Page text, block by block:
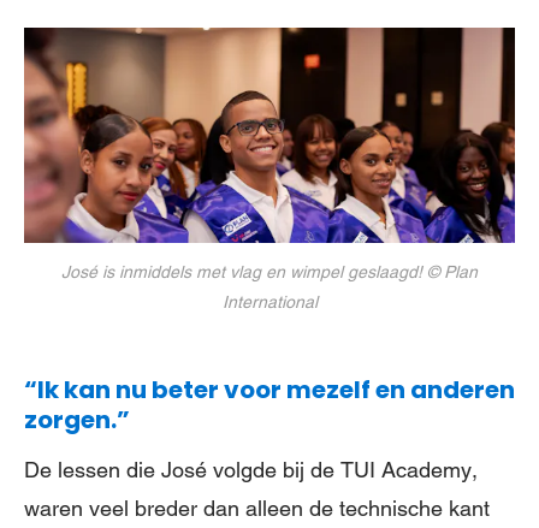
José is inmiddels met vlag en wimpel geslaagd! © Plan
International
“Ik kan nu beter voor mezelf en anderen
zorgen.”
De lessen die José volgde bij de TUI Academy,
waren veel breder dan alleen de technische kant